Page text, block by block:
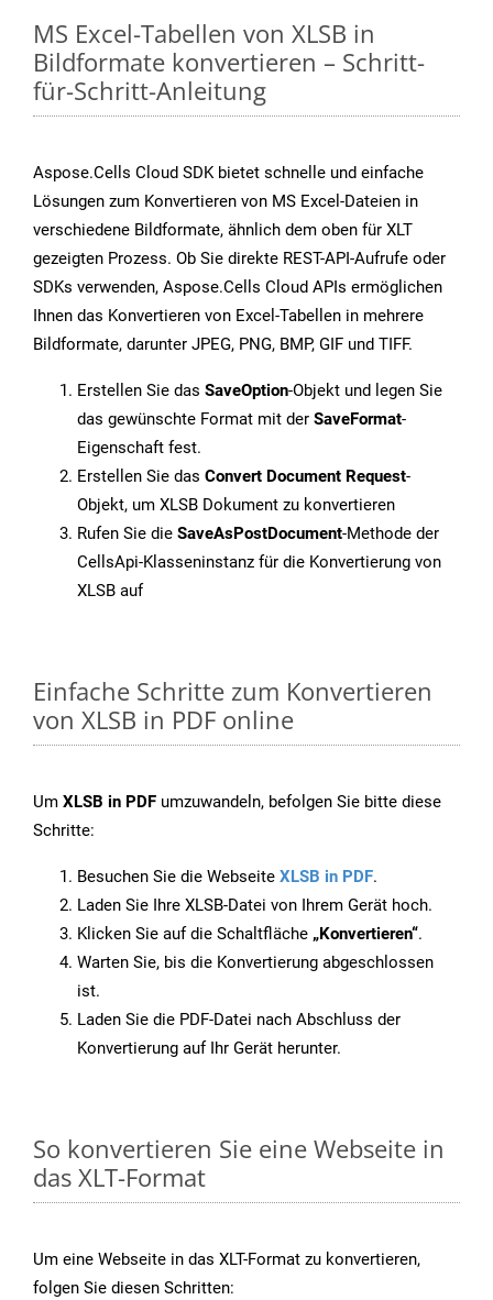
MS Excel-Tabellen von XLSB in
Bildformate konvertieren – Schritt-
für-Schritt-Anleitung
Aspose.Cells Cloud SDK bietet schnelle und einfache
Lösungen zum Konvertieren von MS Excel-Dateien in
verschiedene Bildformate, ähnlich dem oben für XLT
gezeigten Prozess. Ob Sie direkte REST-API-Aufrufe oder
SDKs verwenden, Aspose.Cells Cloud APIs ermöglichen
Ihnen das Konvertieren von Excel-Tabellen in mehrere
Bildformate, darunter JPEG, PNG, BMP, GIF und TIFF.
Erstellen Sie das SaveOption-Objekt und legen Sie
das gewünschte Format mit der SaveFormat-
Eigenschaft fest.
Erstellen Sie das Convert Document Request-
Objekt, um XLSB Dokument zu konvertieren
Rufen Sie die SaveAsPostDocument-Methode der
CellsApi-Klasseninstanz für die Konvertierung von
XLSB auf
Einfache Schritte zum Konvertieren
von XLSB in PDF online
Um XLSB in PDF umzuwandeln, befolgen Sie bitte diese
Schritte:
Besuchen Sie die Webseite XLSB in PDF.
Laden Sie Ihre XLSB-Datei von Ihrem Gerät hoch.
Klicken Sie auf die Schaltfläche „Konvertieren“.
Warten Sie, bis die Konvertierung abgeschlossen
ist.
Laden Sie die PDF-Datei nach Abschluss der
Konvertierung auf Ihr Gerät herunter.
So konvertieren Sie eine Webseite in
das XLT-Format
Um eine Webseite in das XLT-Format zu konvertieren,
folgen Sie diesen Schritten: